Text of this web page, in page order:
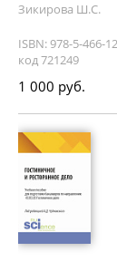
Зикирова Ш.С.
ISBN: 978-5-466-
код 721249
1 000 руб.